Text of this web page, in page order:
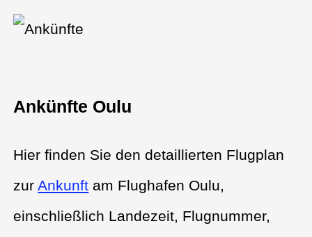
Ankünfte Oulu
Hier finden Sie den detaillierten Flugplan
zurAnkunft am Flughafen Oulu,
einschließlich Landezeit, Flugnummer,